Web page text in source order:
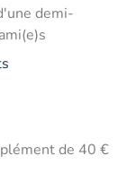
demi-
de 40 €